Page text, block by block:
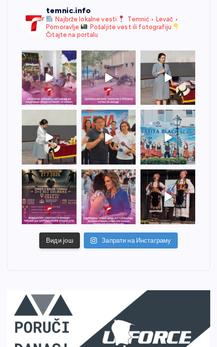
temnic.info
Najbrže lokalne vesti
Temnić • Levač •
Pomoravlje
Pošaljite vest ili fotografiju
Čitajte na portalu
Види још Запрати на Инстаграму